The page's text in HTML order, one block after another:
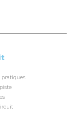
pratiques